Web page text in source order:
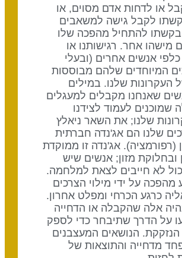
או לדחות אדם מסוים, או
לקבל גישה למשאבים
להתחיל מהפכה שלו
אחר. רגישותנו או
אנשים אחרים (ובעלי
המיוחדים שלהם מבוססות
שלנו. במילים
שאנחנו מקבלים למעגלים
לעמוד לצידנו
שלנו; את השאר ניאלץ
שלנו הם אג'נדה חברתית
(רפורמציה). אג'נדה זו ממוקדת
ובחלוקת מזון; אנשים שיש
לא חייבים לצאת למלחמה.
על ידי מילוי הצרכים
כרגע הכרחי ומפלט אחרון.
אלה שהקבלה או הדחייה
על הדרך שתיבחר כדי לספק
הנושאים המעצבנים
מדחייה והתוצאות של